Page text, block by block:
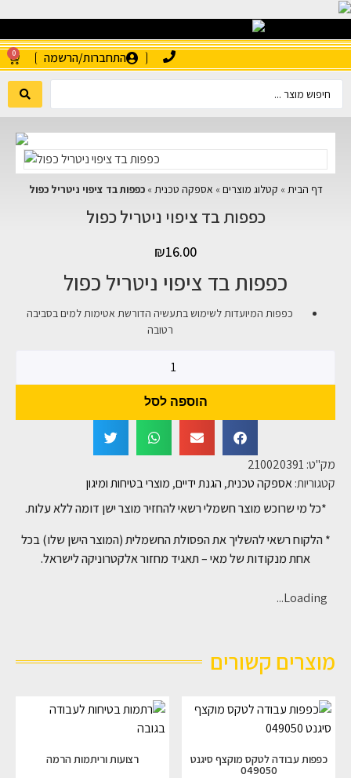
התחברות/הרשמה 0
דף הבית » קטלוג מוצרים » אספקה טכנית »כפפות בד ציפוי ניטריל כפול
כפפות בד ציפוי ניטריל כפול
₪16.00
כפפות בד ציפוי ניטריל כפול
כפפות המיועדות לשימוש בתעשיה הדורשת אטימות למים בסביבה
רטובה
הוספה לסל
מק"ט:210020391
קטגוריות:אספקה טכנית, הגנת ידיים, מוצרי בטיחות ומיגון
*כל מי שרוכש מוצר חשמלי רשאי להחזיר מוצר ישן דומה ללא עלות.
* הלקוח רשאי להשליך את הפסולת החשמלית (המוצר הישן שלו) בכל
אחת מנקודות של מאי – תאגיד מחזור אלקטרוניקה לישראל.
Loading...
מוצרים קשורים
כפפות עבודה לטקס מוקצף סיגנט
049050
רצועות וריתמות הרמה